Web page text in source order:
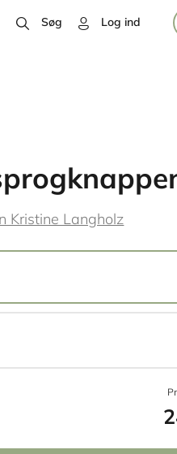
Søg Log ind
Kristine Langholz